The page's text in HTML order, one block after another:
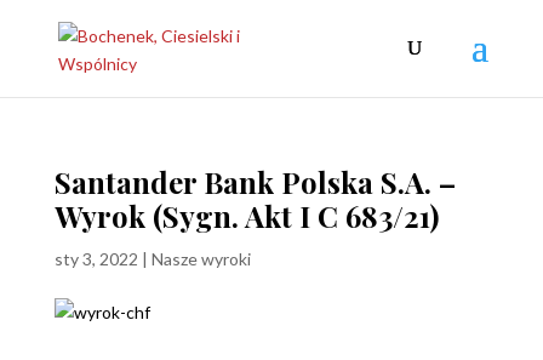
Santander Bank Polska S.A. –
Wyrok (Sygn. Akt I C 683/21)
sty 3, 2022 | Nasze wyroki